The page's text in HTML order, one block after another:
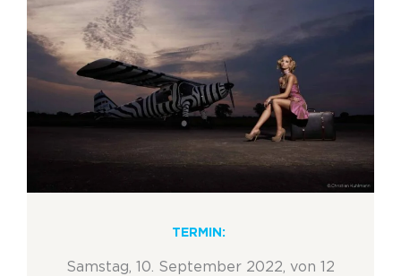
TERMIN:
Samstag, 10. September 2022, von 12